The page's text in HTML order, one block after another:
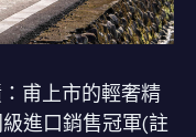
甫上市的輕奢精
進口銷售冠軍(註